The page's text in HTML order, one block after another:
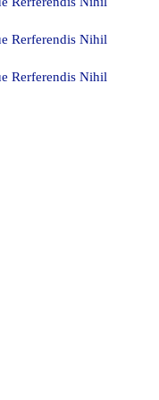
Rerferendis Nihil
Rerferendis Nihil